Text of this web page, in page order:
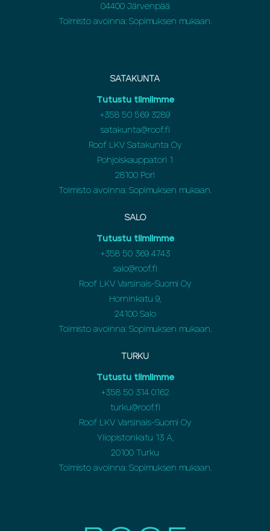
04400 Järvenpää
Toimisto avoinna: Sopimuksen mukaan.
SATAKUNTA
Tutustu tiimiimme
+358 50 569 3289
satakunta@roof.fi
Roof LKV Satakunta Oy
Pohjoiskauppatori 1
28100 Pori
Toimisto avoinna: Sopimuksen mukaan.
SALO
Tutustu tiimiimme
+358 50 369 4743
salo@roof.fi
Roof LKV Varsinais-Suomi Oy
Horninkatu 9,
24100 Salo
Toimisto avoinna: Sopimuksen mukaan.
TURKU
Tutustu tiimiimme
+358 50 314 0162
turku@roof.fi
Roof LKV Varsinais-Suomi Oy
Yliopistonkatu 13 A,
20100 Turku
Toimisto avoinna: Sopimuksen mukaan.